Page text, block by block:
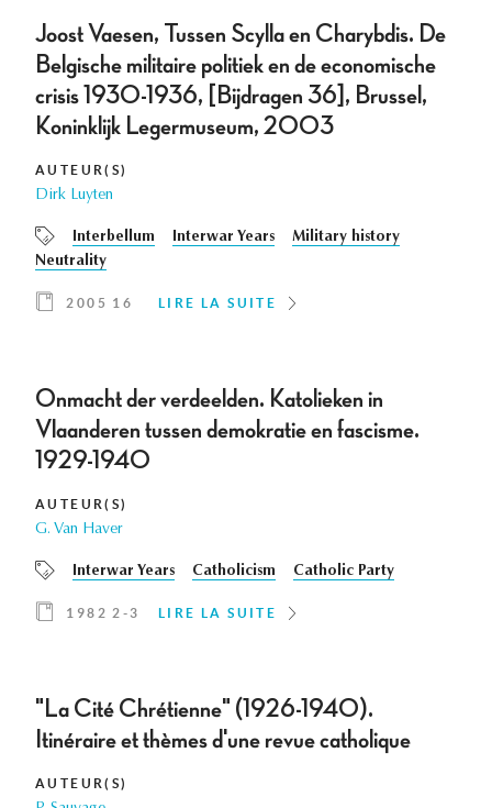
Joost Vaesen, Tussen Scylla en Charybdis. De
Belgische militaire politiek en de economische
crisis 1930-1936, [Bijdragen 36], Brussel,
Koninklijk Legermuseum, 2003
AUTEUR(S)
Dirk Luyten
Interbellum Interwar Years
Military history
Neutrality
2005 16 LIRE LA SUITE
Onmacht der verdeelden. Katolieken in
Vlaanderen tussen demokratie en fascisme.
1929-1940
AUTEUR(S)
G. Van Haver
Interwar Years Catholicism Catholic Party
1982 2-3 LIRE LA SUITE
"La Cité Chrétienne" (1926-1940).
Itinéraire et thèmes d'une revue catholique
AUTEUR(S)